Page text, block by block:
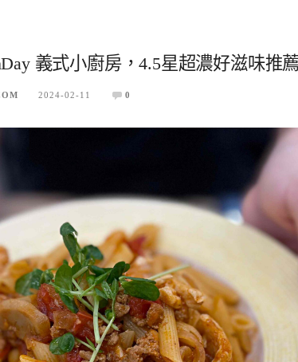
義式小廚房，4.5星超濃好滋味推
2024-02-11 0